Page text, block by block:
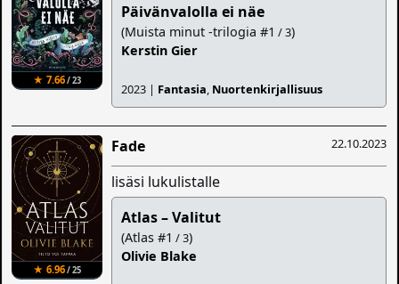
★ 7.66/ 23
Päivänvalolla ei näe
(Muista minut -trilogia #1 / 3)
Kerstin Gier
2023 | Fantasia, Nuortenkirjallisuus
★ 6.96/ 25
22.10.2023
Fade
lisäsi lukulistalle
Atlas – Valitut
(Atlas #1 / 3)
Olivie Blake